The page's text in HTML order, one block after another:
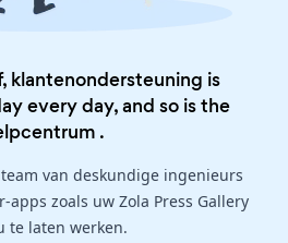
klantenondersteuning is
every day, and so is the
.
van deskundige ingenieurs
zoals uw Zola Press Gallery
te laten werken.